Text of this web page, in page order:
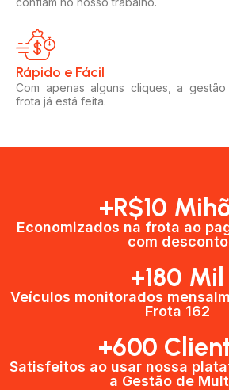
Rápido e Fácil​
Com apenas alguns cliques, a
frota já está feita.
+R$10
Economizados na frota ao
com desconto
+180 Mil
Veículos monitorados
Frota 162
+600
Satisfeitos ao usar nossa
a Gestão de